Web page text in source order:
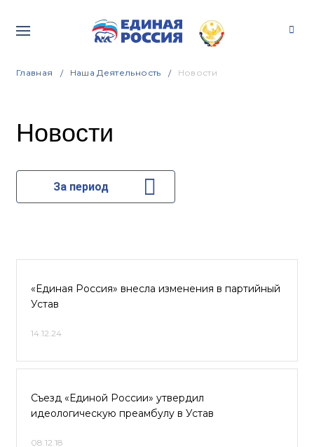
Главная Наша Деятельность Новости
Новости
За период
«Единая Россия» внесла изменения в партийный
Устав
14.12.24
Съезд «Единой России» утвердил
идеологическую преамбулу в Устав
08.12.18